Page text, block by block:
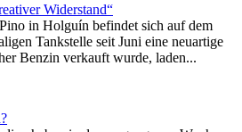
Widerstand“
in Holguín befindet sich auf dem
Tankstelle seit Juni eine neuartige
Benzin verkauft wurde, laden...